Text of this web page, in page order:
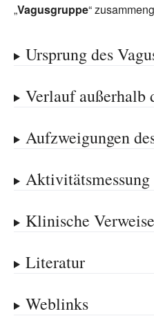
„Vagusgruppe“
Ursprung des
Verlauf außerhalb
Aufzweigungen
Aktivitätsmessung
Klinische Verweise
Literatur
Weblinks